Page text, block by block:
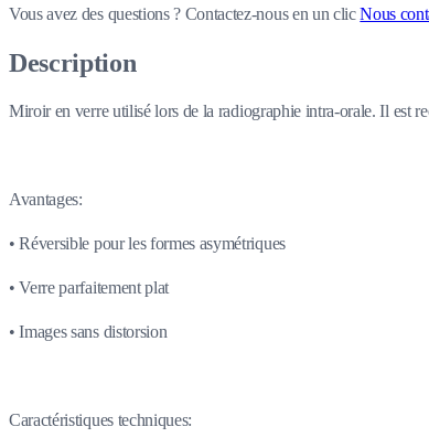
Vous avez des questions ? Contactez-nous en un clicNous
Description
Miroir en verre utilisé lors de la radiographie intra-orale. Il est
Avantages:
• Réversible pour les formes asymétriques
• Verre parfaitement plat
• Images sans distorsion
Caractéristiques techniques: